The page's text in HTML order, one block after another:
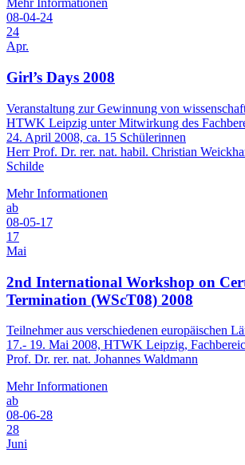
Mehr Informationen
08-04-24
24
Apr.
Girl’s Days 2008
Veranstaltung zur Gewinnung von
HTWK Leipzig unter Mitwirkung des
24. April 2008, ca. 15 Schülerinnen
Herr Prof. Dr. rer. nat. habil. Christian
Schilde
Mehr Informationen
ab
08-05-17
17
Mai
2nd International Workshop on
Termination (WScT08) 2008
Teilnehmer aus verschiedenen europäischen
17.- 19. Mai 2008, HTWK Leipzig,
Prof. Dr. rer. nat. Johannes Waldmann
Mehr Informationen
ab
08-06-28
28
Juni